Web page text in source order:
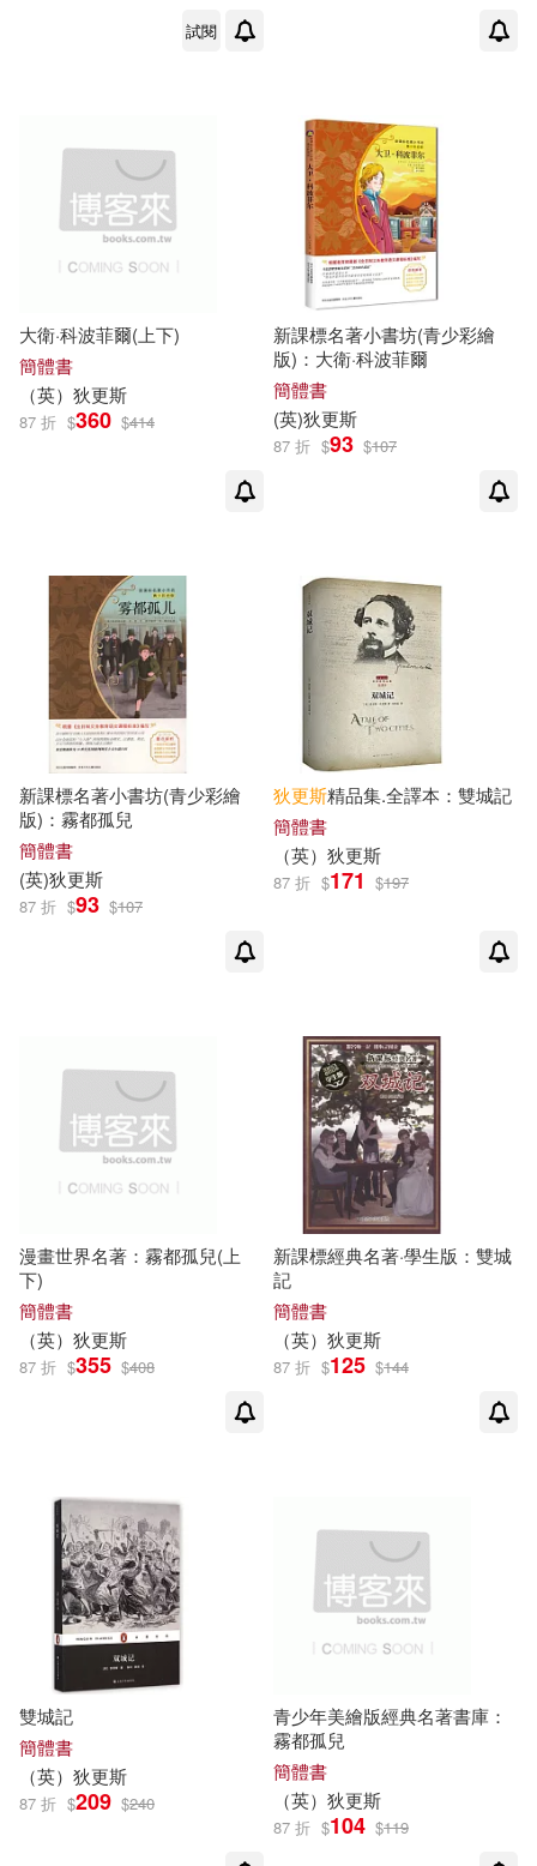
（英）彼得·阿克羅伊德(1)
（英）昆廷·布萊克(1)
（英）查爾斯`狄更斯(1)
（英）查爾斯·狄更斯等（著），
（法）帕斯卡爾·潘等（繪）(1)
（英）查爾斯·狄更斯（Dickens，
RE WEST(1)
（英）查爾斯·狄更斯，（英）RAL
PH MOWAT(1)
（英）查爾斯·狄更斯，（英）RIC
HARD ROGERS(1)
（英）查爾斯·狄更斯，（英）傑克·
諾埃爾(1)
（英）查爾斯·約翰·赫芬姆·狄更斯
（英）狄更斯 ，等(1)
（英）狄更斯（DICKENS，C.）
（英）理查士·狄更斯(1)
（英）邁克爾·羅伯(1)
（英）雷蒙德·威廉斯(1)
（英）露辛達·狄更斯·霍克斯利(1)
浙江大學出版社(2)
清文華泉(2) 現代出版社(2)
福建人民出版社(2)
花城出版社(2)
陝西師範大學出版社(2)
上海交通大學出版社(1)
上海人民出版社(1)
上海人民美術出版社(1)
中國大百科全書出版社(1)
中國文聯出版社(1)
中西書局(1)
人民郵電出版社(1)
北岳文藝出版社(1)
吉林人民出版社(1)
吉林美術出版社(1) 商務(1)
啟示(1)
外國文學出版(1)
外文出版社(1) 天地出版社(1)
試閱
大衛·科波菲爾(上下)
簡體書
（英） 狄更斯
87 折 $360 $414
新課標名著小書坊(青少彩繪
版)：大衛·科波菲爾
簡體書
(英)狄更斯
87 折 $93 $107
新課標名著小書坊(青少彩繪
版)：霧都孤兒
簡體書
(英)狄更斯
87 折 $93 $107
狄更斯精品集.全譯本：雙城記
簡體書
（英） 狄更斯
87 折 $171 $197
漫畫世界名著：霧都孤兒(上
下)
簡體書
（英） 狄更斯
87 折 $355 $408
新課標經典名著·學生版：雙城
記
簡體書
（英） 狄更斯
87 折 $125 $144
雙城記
簡體書
（英） 狄更斯
87 折 $209 $240
青少年美繪版經典名著書庫：
霧都孤兒
簡體書
（英） 狄更斯
87 折 $104 $119